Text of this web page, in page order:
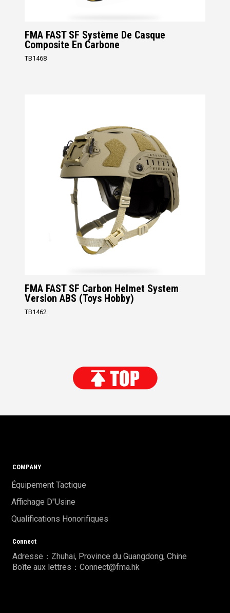
FMA FAST SF Système De Casque
Composite En Carbone
TB1468
FMA FAST SF Carbon Helmet System
Version ABS (Toys Hobby)
TB1462
COMPANY
Équipement Tactique
Affichage D"usine
Qualifications Honorifiques
Connect
Adresse：Zhuhai, Province du Guangdong, Chine
Boîte aux lettres：Connect@fma.hk